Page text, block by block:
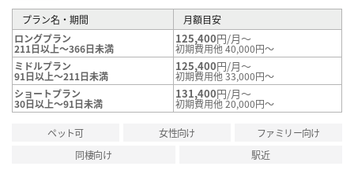
プラン名・期間
月額目安
ロングプラン
211日以上～366日未満
125,400円/月～
初期費用他 40,000円～
ミドルプラン
91日以上～211日未満
125,400円/月～
初期費用他 33,000円～
ショートプラン
30日以上～91日未満
131,400円/月～
初期費用他 20,000円～
ペット可 女性向け
ファミリー向け
同棲向け
駅近